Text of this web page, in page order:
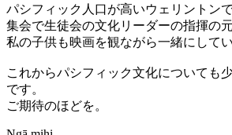
パシフィック人口が高いウェリントン
集会で生徒会の文化リーダーの指揮の
私の子供も映画を観ながら一緒にしてい
これからパシフィック文化についても
です。
ご期待のほどを。